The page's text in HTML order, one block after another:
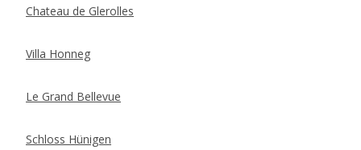
Chateau de Glerolles
Villa Honneg
Le Grand Bellevue
Schloss Hünigen